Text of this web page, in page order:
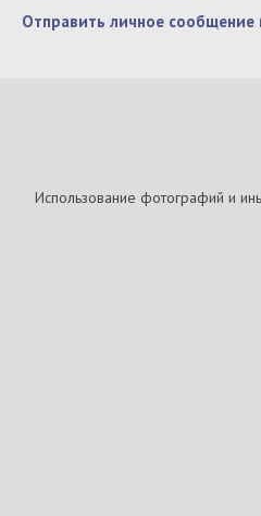
Отправить личное сообщение
Использование фотографий и